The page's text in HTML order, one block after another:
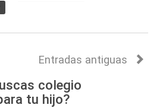
Entradas antiguas
colegio
tu hijo?